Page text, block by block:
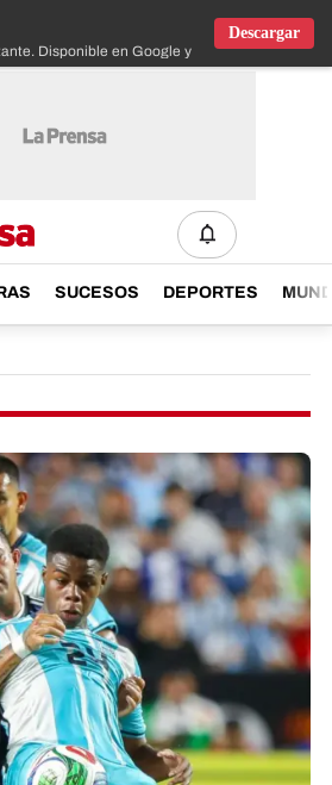
Disponible en Google y IOS
Descargar
SUCESOS DEPORTES